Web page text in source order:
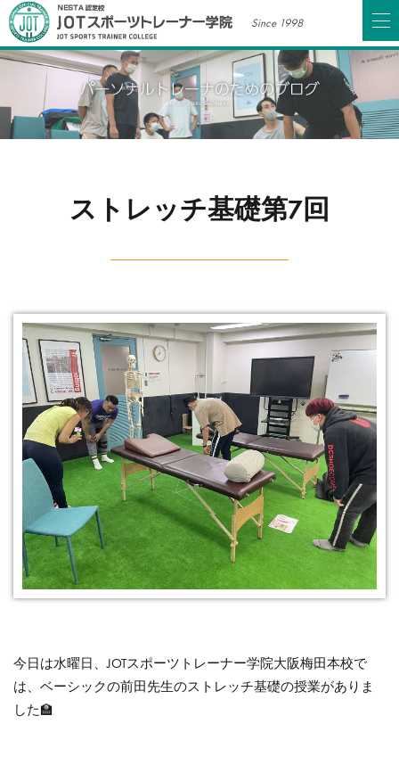
Since 1998
ストレッチ基礎第7回
今日は水曜日、JOTスポーツトレーナー学院大阪梅田本校で
は、ベーシックの前田先生のストレッチ基礎の授業がありま
した🏫